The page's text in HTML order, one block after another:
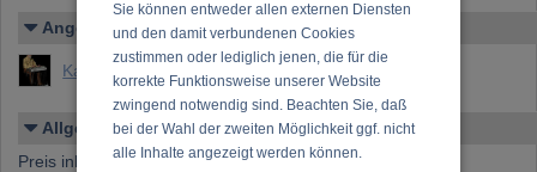
Sie können entweder allen externen Diensten
und den damit verbundenen Cookies
zustimmen oder lediglich jenen, die für die
korrekte Funktionsweise unserer Website
zwingend notwendig sind. Beachten Sie, daß
bei der Wahl der zweiten Möglichkeit ggf. nicht
alle Inhalte angezeigt werden können.
Angelegt von
Kaye, Carl
Allgemeines
Preis inkl. 20% USt., exkl. Versandspesen (Postgebühren)